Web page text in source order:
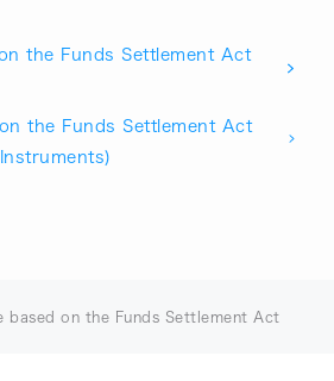
the Funds Settlement Act
the Funds Settlement Act
based on the Funds Settlement Act